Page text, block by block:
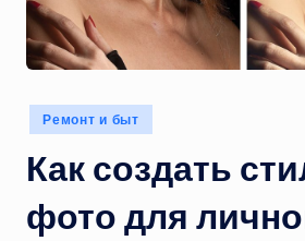
Опубликовано
в
Ремонт и быт
Как создать
фото для